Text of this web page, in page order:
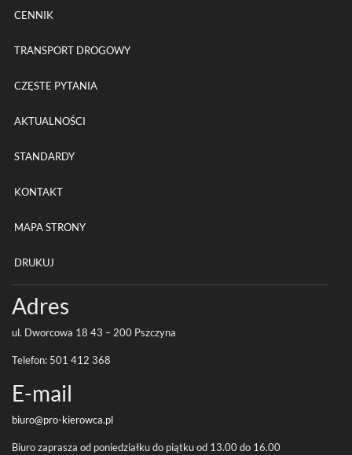
CENNIK
TRANSPORT DROGOWY
CZĘSTE PYTANIA
AKTUALNOŚCI
STANDARDY
KONTAKT
MAPA STRONY
DRUKUJ
Adres
ul. Dwor­cowa 18 43 – 200 Pszczyna
Tele­fon: 501 412 368
E-​mail
biuro@pro-kierowca.pl
Biuro zaprasza od poniedzi­ałku do piątku od 13.00do 16.00